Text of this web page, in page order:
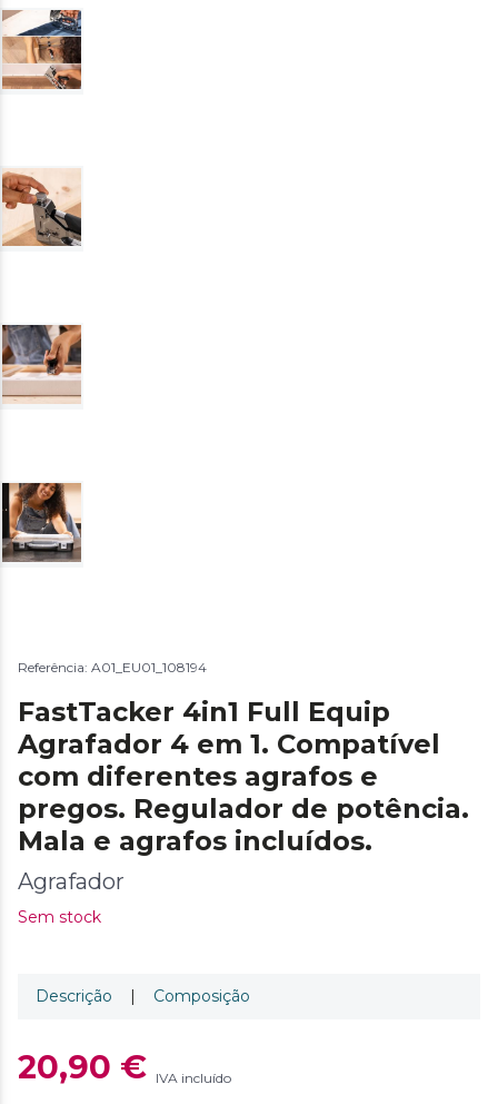
Referência: A01_EU01_108194
FastTacker 4in1 Full Equip
Agrafador 4 em 1. Compatível
com diferentes agrafos e
pregos. Regulador de potência.
Mala e agrafos incluídos.
Agrafador
Sem stock
Descrição | Composição
20,90 € IVA incluído